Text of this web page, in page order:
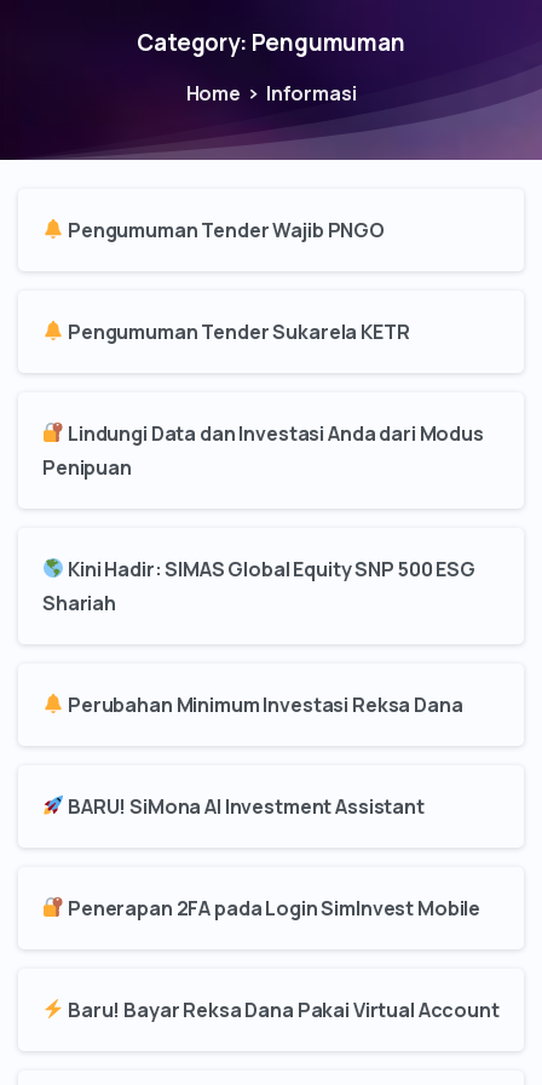
Category: Pengumuman
Home Informasi
Pengumuman Tender Wajib PNGO
Pengumuman Tender Sukarela KETR
Lindungi Data dan Investasi Anda dari Modus
Penipuan
Kini Hadir: SIMAS Global Equity SNP 500 ESG
Shariah
Perubahan Minimum Investasi Reksa Dana
BARU! SiMona AI Investment Assistant
Penerapan 2FA pada Login SimInvest Mobile
Baru! Bayar Reksa Dana Pakai Virtual Account